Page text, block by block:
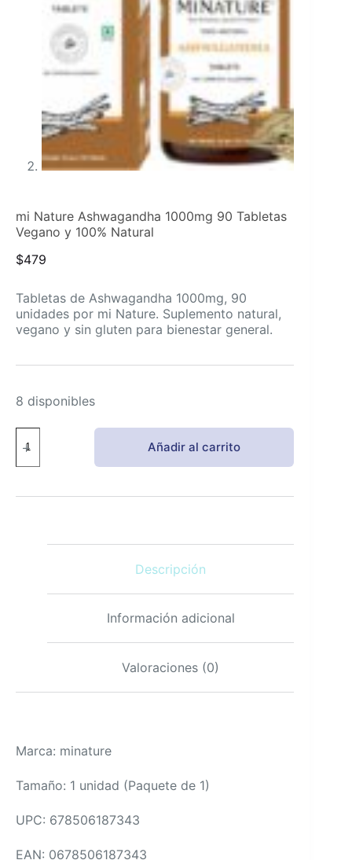
mi Nature Ashwagandha 1000mg 90 Tabletas
Vegano y 100% Natural
$479
Tabletas de Ashwagandha 1000mg, 90
unidades por mi Nature. Suplemento natural,
vegano y sin gluten para bienestar general.
8 disponibles
Nature
Ashwagandha
90
Añadir al carrito
Descripción
Información adicional
Valoraciones (0)
Marca: minature
Tamaño: 1 unidad (Paquete de 1)
UPC: 678506187343
EAN: 0678506187343